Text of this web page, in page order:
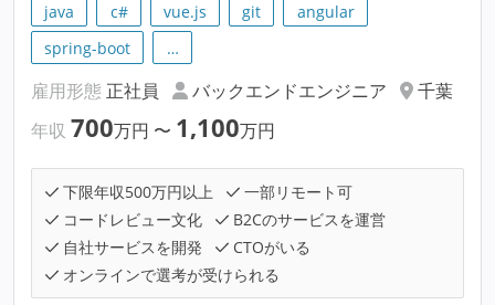
java c# vue.js git
angular
spring-boot
…
雇用形態 正社員 バックエンドエンジニア
千葉
年収 700万円 〜 1,100万円
下限年収500万円以上
一部リモート可
コードレビュー文化
B2Cのサービスを運営
自社サービスを開発
CTOがいる
オンラインで選考が受けられる